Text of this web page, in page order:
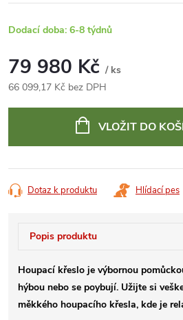
Dodací doba: 6-8 týdnů
79 980 Kč / ks
66 099,17 Kč bez DPH
VLOŽIT DO
Dotaz k produktu Hlídací pes
Popis produktu
Houpací křeslo je výbornou
hýbou nebo se poybují. Užijte si
měkkého houpacího křesla, kde je